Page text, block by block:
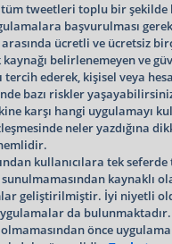
tüm tweetleri toplu bir
başvurulması
ücretli ve ücretsiz
kaynağı belirlenemeyen ve
tercih ederek, kişisel veya
bazı riskler
karşı hangi uygulamayı
neler yazdığına
kullanıcılara tek
kaynaklı
geliştirilmiştir. İyi niyetli
da
önce